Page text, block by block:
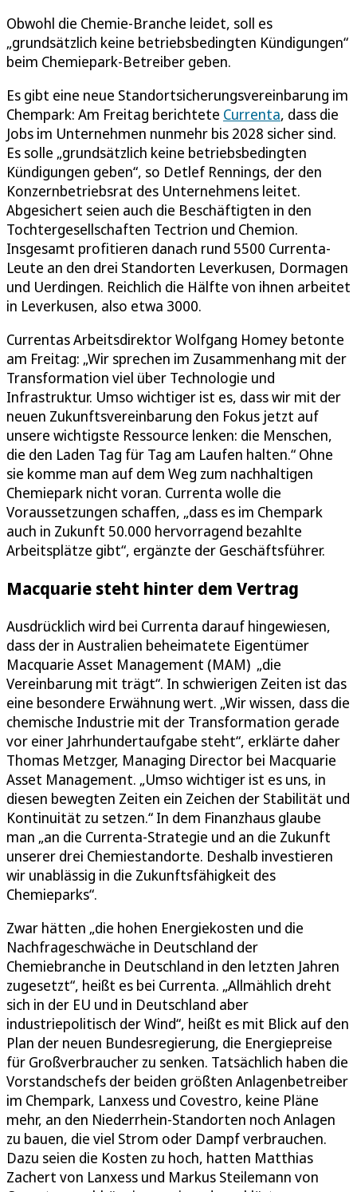
Obwohl die Chemie-Branche leidet, soll es
„grundsätzlich keine betriebsbedingten Kündigungen“
beim Chemiepark-Betreiber geben.
Es gibt eine neue Standortsicherungsvereinbarung im
Chempark: Am Freitag berichtete Currenta, dass die
Jobs im Unternehmen nunmehr bis 2028 sicher sind.
Es solle „grundsätzlich keine betriebsbedingten
Kündigungen geben“, so Detlef Rennings, der den
Konzernbetriebsrat des Unternehmens leitet.
Abgesichert seien auch die Beschäftigten in den
Tochtergesellschaften Tectrion und Chemion.
Insgesamt profitieren danach rund 5500 Currenta-
Leute an den drei Standorten Leverkusen, Dormagen
und Uerdingen. Reichlich die Hälfte von ihnen arbeitet
in Leverkusen, also etwa 3000.
Currentas Arbeitsdirektor Wolfgang Homey betonte
am Freitag: „Wir sprechen im Zusammenhang mit der
Transformation viel über Technologie und
Infrastruktur. Umso wichtiger ist es, dass wir mit der
neuen Zukunftsvereinbarung den Fokus jetzt auf
unsere wichtigste Ressource lenken: die Menschen,
die den Laden Tag für Tag am Laufen halten.“ Ohne
sie komme man auf dem Weg zum nachhaltigen
Chemiepark nicht voran. Currenta wolle die
Voraussetzungen schaffen, „dass es im Chempark
auch in Zukunft 50.000 hervorragend bezahlte
Arbeitsplätze gibt“, ergänzte der Geschäftsführer.
Macquarie steht hinter dem Vertrag
Ausdrücklich wird bei Currenta darauf hingewiesen,
dass der in Australien beheimatete Eigentümer
Macquarie Asset Management (MAM) „die
Vereinbarung mit trägt“. In schwierigen Zeiten ist das
eine besondere Erwähnung wert. „Wir wissen, dass die
chemische Industrie mit der Transformation gerade
vor einer Jahrhundertaufgabe steht“, erklärte daher
Thomas Metzger, Managing Director bei Macquarie
Asset Management. „Umso wichtiger ist es uns, in
diesen bewegten Zeiten ein Zeichen der Stabilität und
Kontinuität zu setzen.“ In dem Finanzhaus glaube
man „an die Currenta-Strategie und an die Zukunft
unserer drei Chemiestandorte. Deshalb investieren
wir unablässig in die Zukunftsfähigkeit des
Chemieparks“.
Zwar hätten „die hohen Energiekosten und die
Nachfrageschwäche in Deutschland der
Chemiebranche in Deutschland in den letzten Jahren
zugesetzt“, heißt es bei Currenta. „Allmählich dreht
sich in der EU und in Deutschland aber
industriepolitisch der Wind“, heißt es mit Blick auf den
Plan der neuen Bundesregierung, die Energiepreise
für Großverbraucher zu senken. Tatsächlich haben die
Vorstandschefs der beiden größten Anlagenbetreiber
im Chempark, Lanxess und Covestro, keine Pläne
mehr, an den Niederrhein-Standorten noch Anlagen
zu bauen, die viel Strom oder Dampf verbrauchen.
Dazu seien die Kosten zu hoch, hatten Matthias
Zachert von Lanxess und Markus Steilemann von